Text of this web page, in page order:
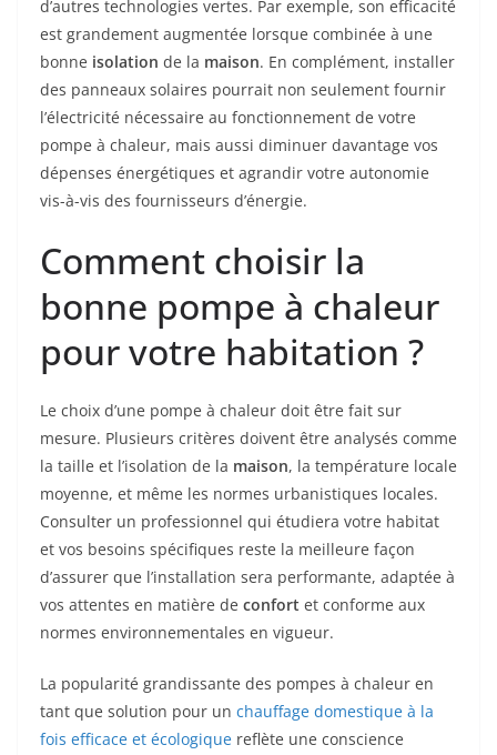
d’autres technologies vertes. Par exemple, son efficacité
est grandement augmentée lorsque combinée à une
bonne isolation de la maison. En complément, installer
des panneaux solaires pourrait non seulement fournir
l’électricité nécessaire au fonctionnement de votre
pompe à chaleur, mais aussi diminuer davantage vos
dépenses énergétiques et agrandir votre autonomie
vis-à-vis des fournisseurs d’énergie.
Comment choisir la
bonne pompe à chaleur
pour votre habitation ?
Le choix d’une pompe à chaleur doit être fait sur
mesure. Plusieurs critères doivent être analysés comme
la taille et l’isolation de la maison, la température locale
moyenne, et même les normes urbanistiques locales.
Consulter un professionnel qui étudiera votre habitat
et vos besoins spécifiques reste la meilleure façon
d’assurer que l’installation sera performante, adaptée à
vos attentes en matière de confort et conforme aux
normes environnementales en vigueur.
La popularité grandissante des pompes à chaleur en
tant que solution pour un chauffage domestique à la
fois efficace et écologique reflète une conscience